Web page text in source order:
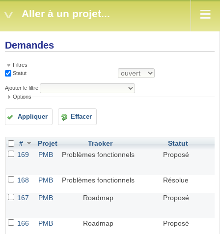
Aller à un projet...
Demandes
Filtres
Statut
Ajouter le filtre
Options
Appliquer Effacer
# Projet Tracker Statut
169
PMB Problèmes fonctionnels Proposé
168 PMB Problèmes fonctionnels Résolue
167 PMB Roadmap Proposé
166 PMB Roadmap Proposé